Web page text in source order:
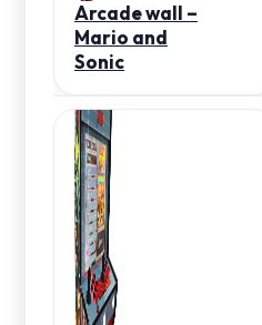
Arcade wall –
Mario and
Sonic